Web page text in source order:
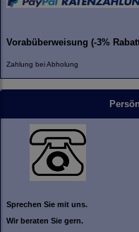
Vorabüberweisung (-3%
Zahlung bei Abholung
Sprechen Sie mit uns.
Wir beraten Sie gern.